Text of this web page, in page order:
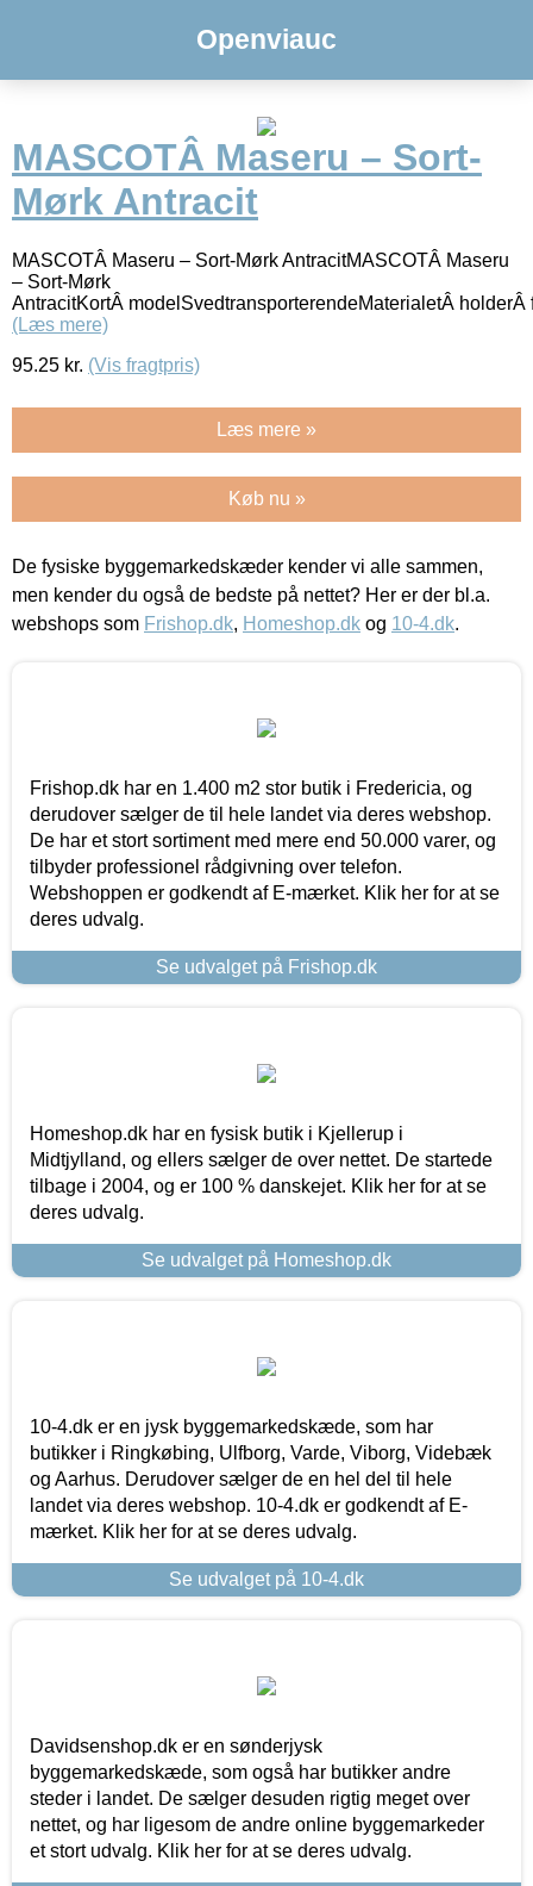
Openviauc
MASCOTÂ Maseru – Sort-
Mørk Antracit
MASCOTÂ Maseru – Sort-Mørk AntracitMASCOTÂ Maseru
– Sort-Mørk
AntracitKortÂ modelSvedtransporterendeMaterialetÂ
(Læs mere)
95.25 kr. (Vis fragtpris)
Læs mere »
Køb nu »
De fysiske byggemarkedskæder kender vi alle sammen,
men kender du også de bedste på nettet? Her er der bl.a.
webshops som Frishop.dk, Homeshop.dk og 10-4.dk.
Frishop.dk har en 1.400 m2 stor butik i Fredericia, og
derudover sælger de til hele landet via deres webshop.
De har et stort sortiment med mere end 50.000 varer, og
tilbyder professionel rådgivning over telefon.
Webshoppen er godkendt af E-mærket. Klik her for at se
deres udvalg.
Se udvalget på Frishop.dk
Homeshop.dk har en fysisk butik i Kjellerup i
Midtjylland, og ellers sælger de over nettet. De startede
tilbage i 2004, og er 100 % danskejet. Klik her for at se
deres udvalg.
Se udvalget på Homeshop.dk
10-4.dk er en jysk byggemarkedskæde, som har
butikker i Ringkøbing, Ulfborg, Varde, Viborg, Videbæk
og Aarhus. Derudover sælger de en hel del til hele
landet via deres webshop. 10-4.dk er godkendt af E-
mærket. Klik her for at se deres udvalg.
Se udvalget på 10-4.dk
Davidsenshop.dk er en sønderjysk
byggemarkedskæde, som også har butikker andre
steder i landet. De sælger desuden rigtig meget over
nettet, og har ligesom de andre online byggemarkeder
et stort udvalg. Klik her for at se deres udvalg.